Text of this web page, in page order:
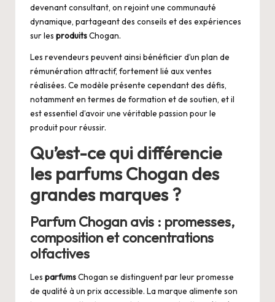
devenant consultant, on rejoint une communauté
dynamique, partageant des conseils et des expériences
sur les produitsChogan.
Les revendeurs peuvent ainsi bénéficier d’un plan de
rémunération attractif, fortement lié aux ventes
réalisées. Ce modèle présente cependant des défis,
notamment en termes de formation et de soutien, et il
est essentiel d’avoir une véritable passion pour le
produit pour réussir.
Qu’est-ce qui différencie
les parfums Chogan des
grandes marques ?
Parfum Chogan avis : promesses,
composition et concentrations
olfactives
Les parfumsChogan se distinguent par leur promesse
de qualité à un prix accessible. La marque alimente son